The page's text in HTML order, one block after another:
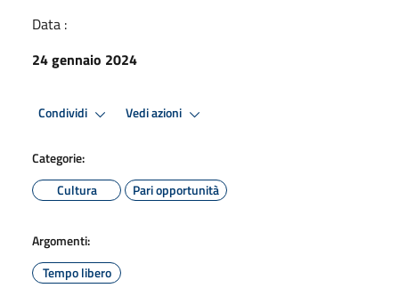
Data :
24 gennaio 2024
Condividi Vedi azioni
Categorie:
Cultura
Pari opportunità
Argomenti:
Tempo libero